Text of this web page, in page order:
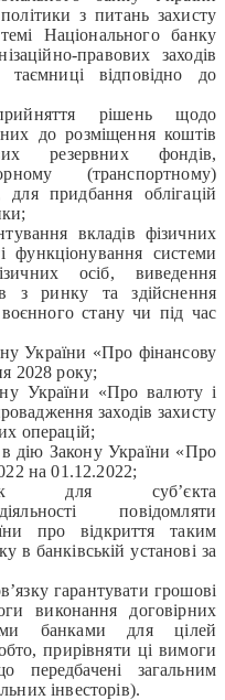
з питань захисту
Національного банку
правових заходів
відповідно до
рішень щодо
до розміщення коштів
резервних фондів,
(транспортному)
придбання облігацій
вкладів фізичних
функціонування системи
осіб, виведення
з ринку та здійснення
воєнного стану чи під час
України «Про фінансову
2028 року;
України «Про валюту і
заходів захисту
операцій;
дію Закону України «Про
на 01.12.2022;
для суб’єкта
повідомляти
про відкриття таким
в банківській установі за
гарантувати грошові
виконання договірних
банками для цілей
прирівняти ці вимоги
передбачені загальним
інвесторів).